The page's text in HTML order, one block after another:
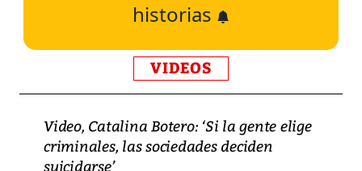
historias
VIDEOS
Video, Catalina Botero: ‘Si la gente elige
criminales, las sociedades deciden
suicidarse’